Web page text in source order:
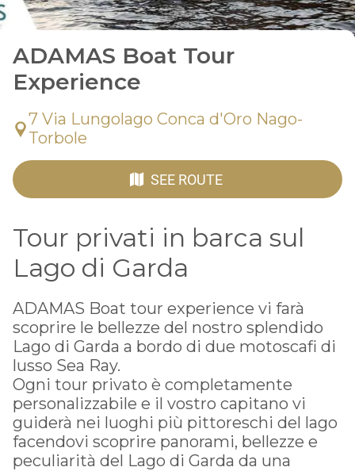
ADAMAS Boat Tour
Experience
7 Via Lungolago Conca d'Oro Nago-
Torbole
SEE ROUTE
Tour privati in barca sul
Lago di Garda
ADAMAS Boat tour experience vi farà
scoprire le bellezze del nostro splendido
Lago di Garda a bordo di due motoscafi di
lusso Sea Ray.
Ogni tour privato è completamente
personalizzabile e il vostro capitano vi
guiderà nei luoghi più pittoreschi del lago
facendovi scoprire panorami, bellezze e
peculiarità del Lago di Garda da una